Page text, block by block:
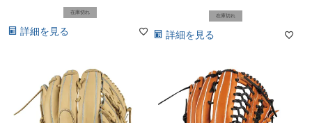
在庫切れ
詳細を見る
在庫切れ
詳細を見る